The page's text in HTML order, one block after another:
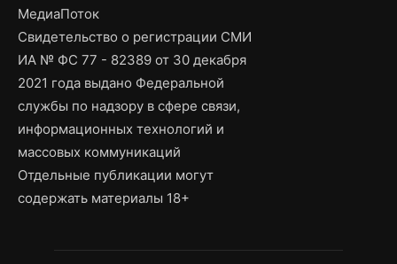
МедиаПоток
Свидетельство о регистрации СМИ
ИА № ФС 77 - 82389 от 30 декабря
2021 года выдано Федеральной
службы по надзору в сфере связи,
информационных технологий и
массовых коммуникаций
Отдельные публикации могут
содержать материалы 18+